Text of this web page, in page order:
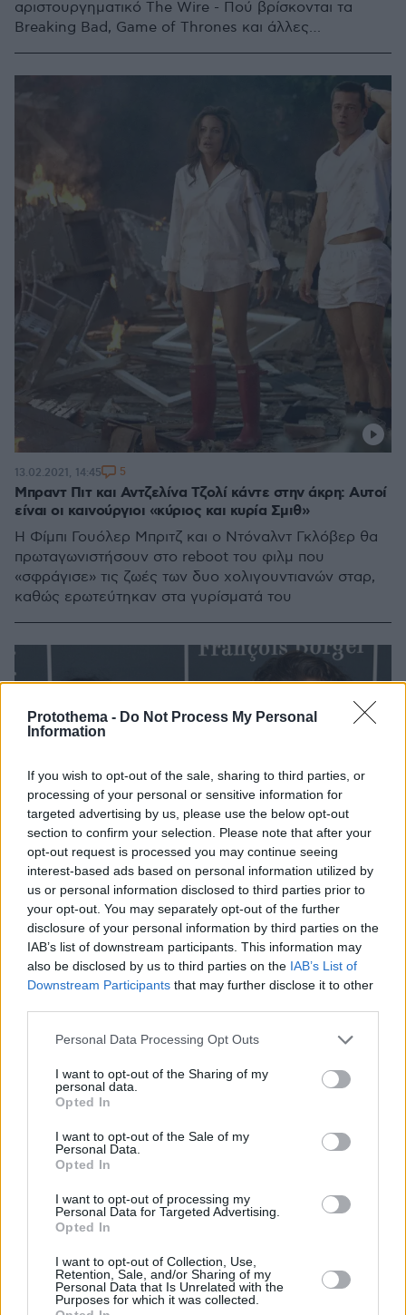
Protothema - Do Not Process My Personal
Information
If you wish to opt-out of the sale, sharing to third parties, or
processing of your personal or sensitive information for
targeted advertising by us, please use the below opt-out
section to confirm your selection. Please note that after your
opt-out request is processed you may continue seeing
interest-based ads based on personal information utilized by
us or personal information disclosed to third parties prior to
your opt-out. You may separately opt-out of the further
disclosure of your personal information by third parties on the
IAB’s list of downstream participants. This information may
also be disclosed by us to third parties on the IAB’s List of
Downstream Participants that may further disclose it to other
Please note that this website/app uses one or more Google
not limited to your visit or usage behaviour. You may click to
grant or deny consent to Google and its third-party tags to
use your data for below specified purposes in below Google
consent section.
Personal Data Processing Opt Outs
I want to opt-out of the Sharing of my
personal data.
Opted In
I want to opt-out of the Sale of my
Personal Data.
Opted In
I want to opt-out of processing my
Personal Data for Targeted Advertising.
Opted In
I want to opt-out of Collection, Use,
Retention, Sale, and/or Sharing of my
Personal Data that Is Unrelated with the
Purposes for which it was collected.
αριστουργηματικό The Wire - Πού βρίσκονται τα
Breaking Bad, Game of Thrones και άλλες
Μπραντ Πιτ και Αντζελίνα Τζολί κάντε στην άκρη: Αυτοί
είναι οι καινούργιοι «κύριος και κυρία Σμιθ»
Η Φίμπι Γουόλερ Μπριτζ και ο Ντόναλντ Γκλόβερ θα
πρωταγωνιστήσουν στο reboot του φιλμ που
«σφράγισε» τις ζωές των δυο χολιγουντιανών σταρ,
καθώς ερωτεύτηκαν στα γυρίσματά του
13.02.2021, 14:45 5
Φίνιξ, «Once Upon a Time in Hollywood» και «Fleabag»
Στην Κατηγορία Α’ Ανδρικού Ρόλου βραβεύθηκε ο
Γυναικείου Ρόλου η Ρενέ Ζελβέγκερ για το «Judy»
13.01.2020, 12:20 1